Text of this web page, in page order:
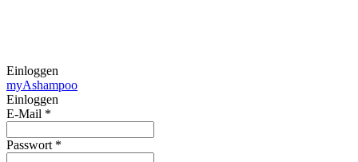
Einloggen
myAshampoo
Einloggen
E-Mail *
Passwort *